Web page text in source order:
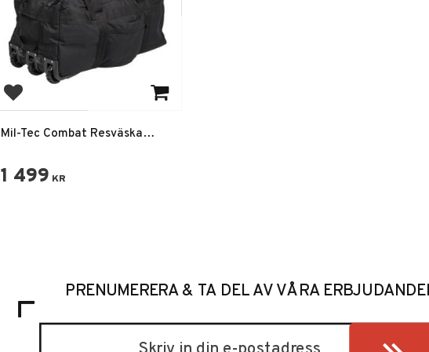
Lägg till i favoriter
Mil-Tec Combat Resväska
1 499 KR
PRENUMERERA & TA DEL AV VÅRA